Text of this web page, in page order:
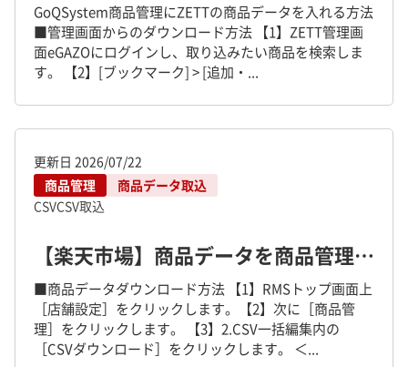
GoQSystem商品管理にZETTの商品データを入れる方法
■管理画面からのダウンロード方法 【1】ZETT管理画
面eGAZOにログインし、取り込みたい商品を検索しま
す。 【2】[ブックマーク] > [追加・...
更新日 2026/07/22
商品管理
商品データ取込
CSVCSV取込
【楽天市場】商品データを商品管理に取り込む方法について
■商品データダウンロード方法 【1】RMSトップ画面上
［店舗設定］をクリックします。【2】次に［商品管
理］をクリックします。 【3】2.CSV一括編集内の
［CSVダウンロード］をクリックします。 ＜...